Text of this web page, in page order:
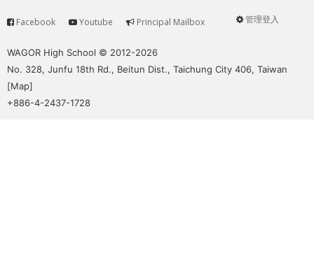
User
管理登入
Service
Facebook Youtube Principal Mailbox
WAGOR High School © 2012-2026
No. 328, Junfu 18th Rd., Beitun Dist., Taichung City 406, Taiwan
[Map]
+886-4-2437-1728